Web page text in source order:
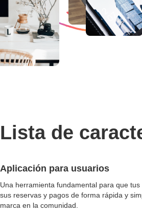
Lista de
Aplicación para usuarios
Una herramienta fundamental para que
sus reservas y pagos de forma rápida y
marca en la comunidad.